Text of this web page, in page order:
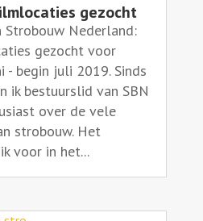
gezocht
Strobouw Nederland:
gezocht voor
- begin juli 2019. Sinds
ik bestuurslid van SBN
over de vele
strobouw. Het
voor in het...